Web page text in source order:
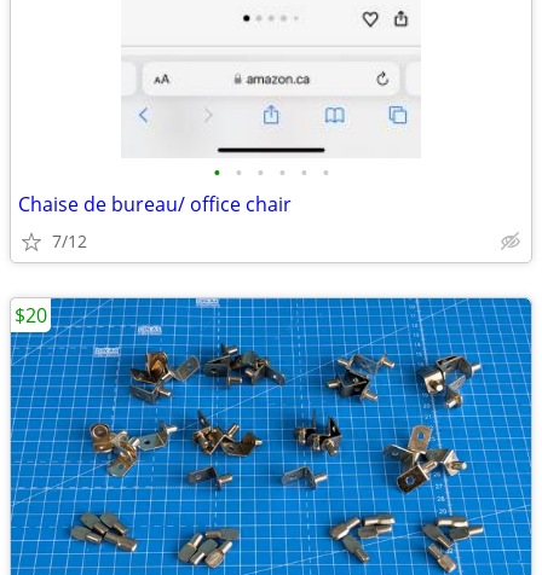
• • • • • •
Chaise de bureau/ office chair
7/12
$20